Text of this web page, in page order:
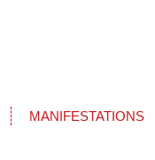
MANIFESTATIONS